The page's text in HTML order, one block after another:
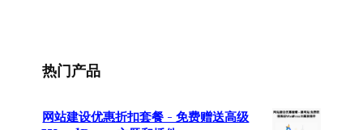
热门产品
网站建设优惠折扣套餐 - 免费赠送高级